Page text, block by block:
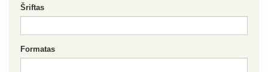
Šriftas
Formatas